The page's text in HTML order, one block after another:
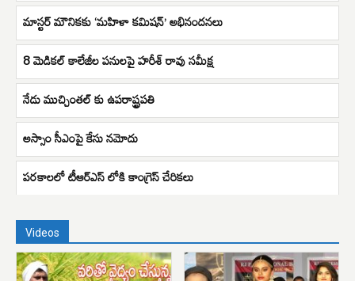
మాస్టర్‌ మౌనికకు ‘మహిళా కమిషన్’ అభినందనలు
8 మెడికల్ కాలేజీల పనులపై హరీశ్ రావు సమీక్ష
నేడు ముచ్చింతల్ కు ఉపరాష్ట్రపతి
అస్సాం సీఎంపై కేసు నమోదు
పరకాలలో టీఆర్ఎస్ లోకి కాంగ్రెస్ చేరికలు
Videos